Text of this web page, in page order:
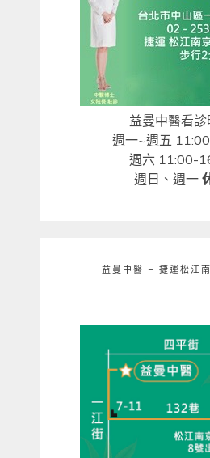
益曼中醫看診
週一~週五
週六 11:00-
週日、週一
益曼中醫 – 捷運松江